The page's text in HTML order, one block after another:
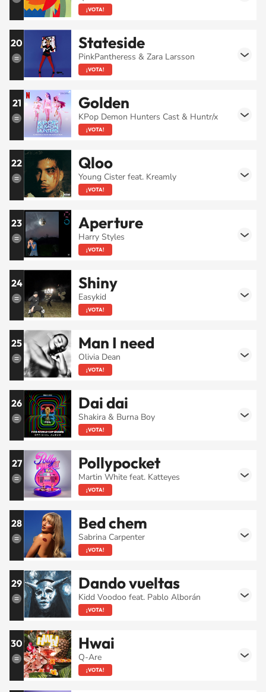
¡VOTA!
20 Stateside
PinkPantheress & Zara Larsson
¡VOTA!
21 Golden
KPop Demon Hunters Cast & Huntr/x
¡VOTA!
22 Qloo
Young Cister feat. Kreamly
¡VOTA!
23 Aperture
Harry Styles
¡VOTA!
24 Shiny
Easykid
¡VOTA!
25 Man I need
Olivia Dean
¡VOTA!
26 Dai dai
Shakira & Burna Boy
¡VOTA!
27 Pollypocket
Martin White feat. Katteyes
¡VOTA!
28 Bed chem
Sabrina Carpenter
¡VOTA!
29 Dando vueltas
Kidd Voodoo feat. Pablo Alborán
¡VOTA!
30 Hwai
Q-Are
¡VOTA!